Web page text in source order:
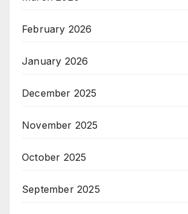
February 2026
January 2026
December 2025
November 2025
October 2025
September 2025